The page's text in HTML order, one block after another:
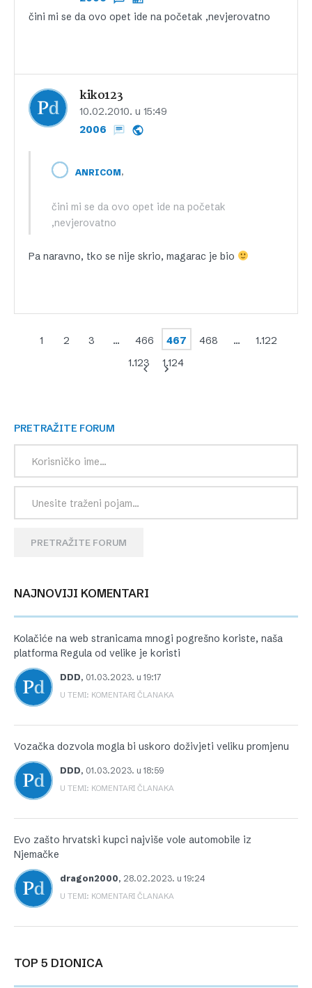
čini mi se da ovo opet ide na početak ,nevjerovatno
kiko123
10.02.2010. u 15:49
2006
ANRICOM,
čini mi se da ovo opet ide na početak
,nevjerovatno
Pa naravno, tko se nije skrio, magarac je bio
1 2 3 … 466 467 468 …
1.122
1.123
1.124
PRETRAŽITE FORUM
PRETRAŽITE FORUM
NAJNOVIJI KOMENTARI
Kolačiće na web stranicama mnogi pogrešno koriste, naša
platforma Regula od velike je koristi
DDD, 01.03.2023. u 19:17
U TEMI: KOMENTARI ČLANAKA
Vozačka dozvola mogla bi uskoro doživjeti veliku promjenu
DDD, 01.03.2023. u 18:59
U TEMI: KOMENTARI ČLANAKA
Evo zašto hrvatski kupci najviše vole automobile iz
Njemačke
dragon2000, 28.02.2023. u 19:24
U TEMI: KOMENTARI ČLANAKA
TOP 5 DIONICA